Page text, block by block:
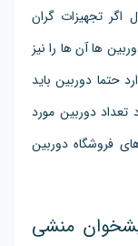
تجهیزات گران
ها آن ها را نیز
حتما دوربین باید
دوربین مورد
فروشگاه دوربین
منشی